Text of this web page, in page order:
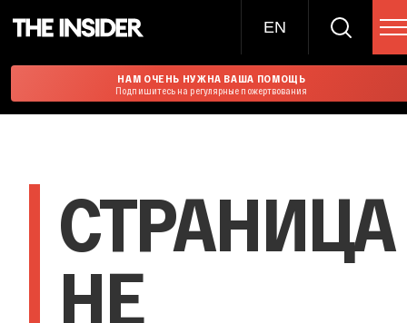
EN
НАМ ОЧЕНЬ НУЖНА ВАША ПОМОЩЬ
Подпишитесь на регулярные пожертвования
СТРАНИЦА
НЕ